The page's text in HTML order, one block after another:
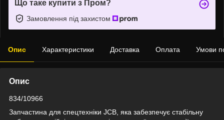
Що таке купити з Пром?
Замовлення під захистом
Опис Характеристики Доставка Оплата Умови
Опис
834/10966
Запчастина для спецтехніки JCB, яка забезпечує стабільну